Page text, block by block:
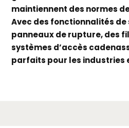
maintiennent des normes
Avec des fonctionnalités
panneaux de rupture, des
systèmes d’accès
parfaits pour les industries